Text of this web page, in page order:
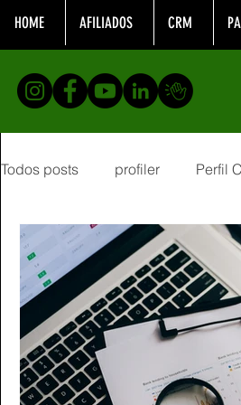
HOME AFILIADOS CRM
Todos posts profiler Perfil
Formação
desenvolvimento profissional
Telemarketing Realizações